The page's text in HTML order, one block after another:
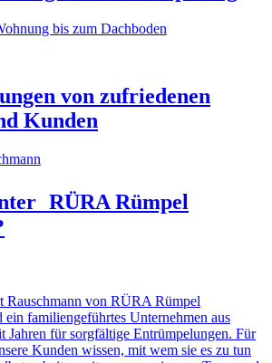
bis zum Dachboden
von zufriedenen
Kunden
RÜRA Rümpel
Rauschmann von RÜRA Rümpel
ein familiengeführtes Unternehmen aus
Jahren für sorgfältige Entrümpelungen. Für
Kunden wissen, mit wem sie es zu tun